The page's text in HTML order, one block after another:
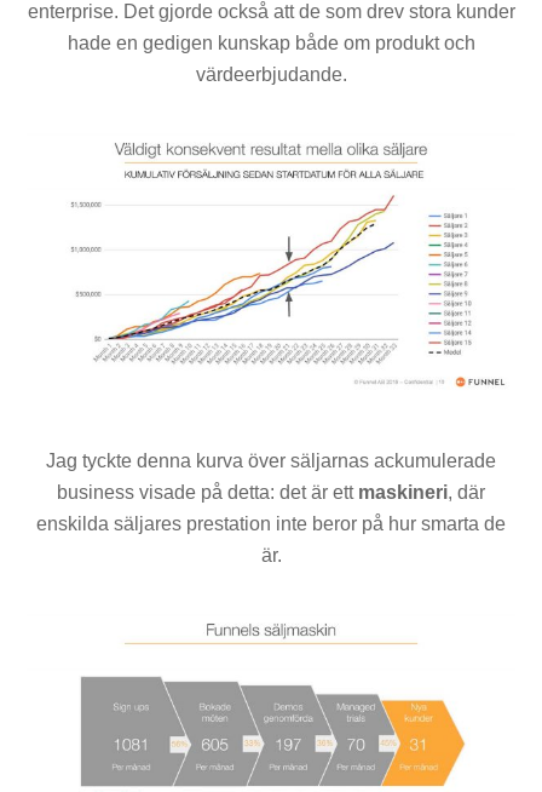
enterprise. Det gjorde också att de som drev stora kunder
hade en gedigen kunskap både om produkt och
värdeerbjudande.
Jag tyckte denna kurva över säljarnas ackumulerade
business visade på detta: det är ett maskineri, där
enskilda säljares prestation inte beror på hur smarta de
är.